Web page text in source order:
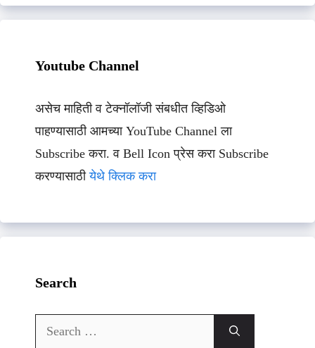
Youtube Channel
असेच माहिती व टेक्नॉलॉजी संबधीत व्हिडिओ
पाहण्यासाठी आमच्या YouTube Channel ला
Subscribe करा. व Bell Icon प्रेस करा Subscribe
करण्यासाठीयेथे क्लिक करा
Search
Search